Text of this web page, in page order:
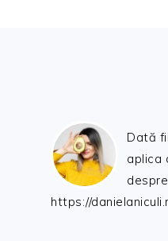
Dată
aplica
https://